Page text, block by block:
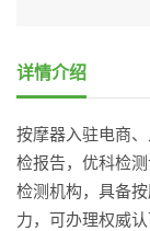
详情介绍
按摩器入驻电商
检报告，优科检
检测机构，具备
力，可办理权威